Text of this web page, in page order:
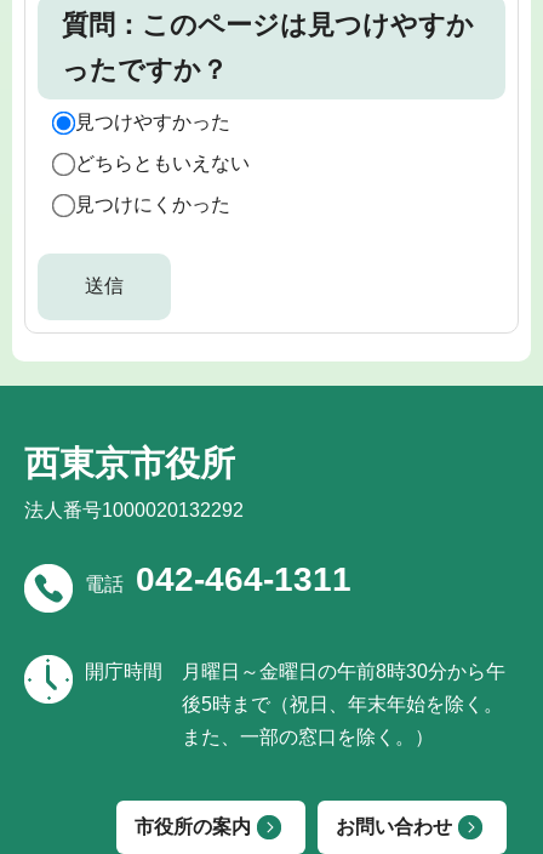
質問：このページは見つけやすか
ったですか？
見つけやすかった
どちらともいえない
見つけにくかった
西東京市役所
法人番号1000020132292
電話 042-464-1311
開庁時間
月曜日～金曜日の午前8時30分から午
後5時まで（祝日、年末年始を除く。
また、一部の窓口を除く。）
市役所の案内 お問い合わせ